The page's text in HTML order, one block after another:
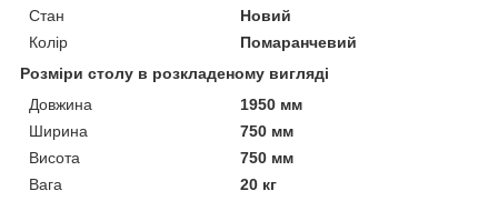
Стан
Новий
Колір
Помаранчевий
Розміри столу в розкладеному вигляді
Довжина
1950 мм
Ширина
750 мм
Висота
750 мм
Вага
20 кг